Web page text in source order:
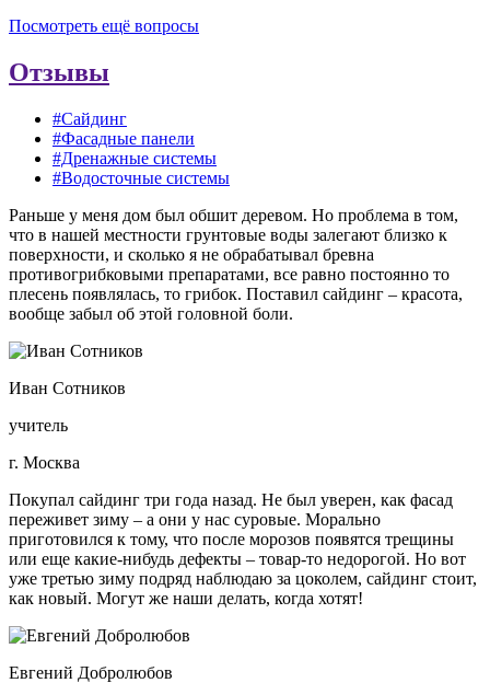
Посмотреть ещё вопросы
Отзывы
#Сайдинг
#Фасадные панели
#Дренажные системы
#Водосточные системы
Раньше у меня дом был обшит деревом. Но проблема в том,
что в нашей местности грунтовые воды залегают близко к
поверхности, и сколько я не обрабатывал бревна
противогрибковыми препаратами, все равно постоянно то
плесень появлялась, то грибок. Поставил сайдинг – красота,
вообще забыл об этой головной боли.
Иван Сотников
учитель
г. Москва
Покупал сайдинг три года назад. Не был уверен, как фасад
переживет зиму – а они у нас суровые. Морально
приготовился к тому, что после морозов появятся трещины
или еще какие-нибудь дефекты – товар-то недорогой. Но вот
уже третью зиму подряд наблюдаю за цоколем, сайдинг стоит,
как новый. Могут же наши делать, когда хотят!
Евгений Добролюбов